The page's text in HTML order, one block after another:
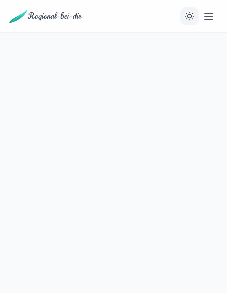
Regional-bei-dir